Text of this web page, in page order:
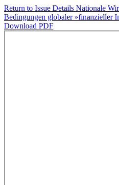
Return to Issue Details Nationale
Bedingungen globaler »finanzieller
Download PDF